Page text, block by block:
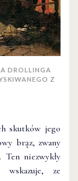
DROLLINGA
Z
skutków jego
brąz, zwany
. Ten niezwykły
wskazuje, ze